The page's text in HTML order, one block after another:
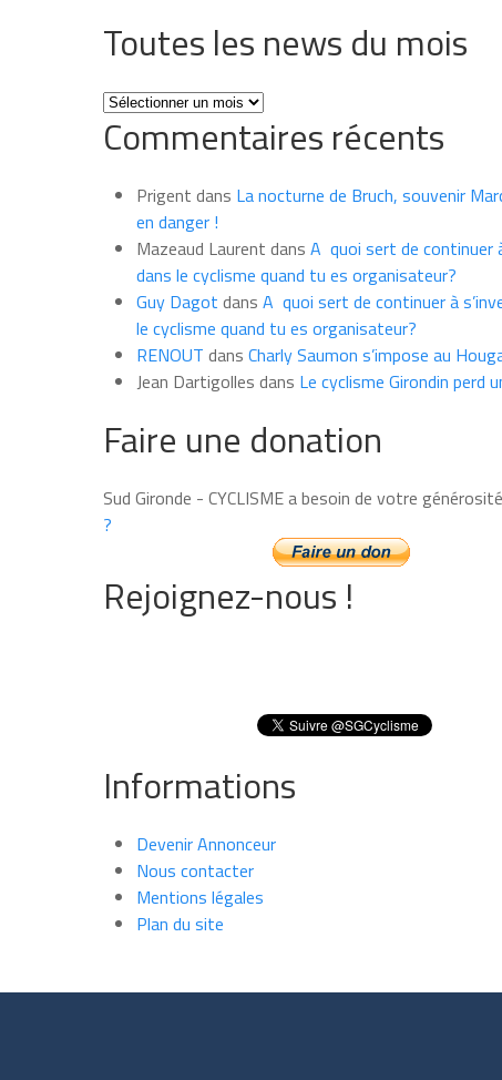
Toutes les news du mois
Toutes
les
news
mois
Commentaires récents
Prigent dans La nocturne de Bruch, souvenir
en danger !
Mazeaud Laurent dans A quoi sert de continuer
dans le cyclisme quand tu es organisateur?
Guy Dagot dans A quoi sert de continuer à
le cyclisme quand tu es organisateur?
RENOUT dans Charly Saumon s’impose au
Jean Dartigolles dans Le cyclisme Girondin perd
Faire une donation
Sud Gironde - CYCLISME a besoin de votre
?
Rejoignez-nous !
Informations
Devenir Annonceur
Nous contacter
Mentions légales
Plan du site